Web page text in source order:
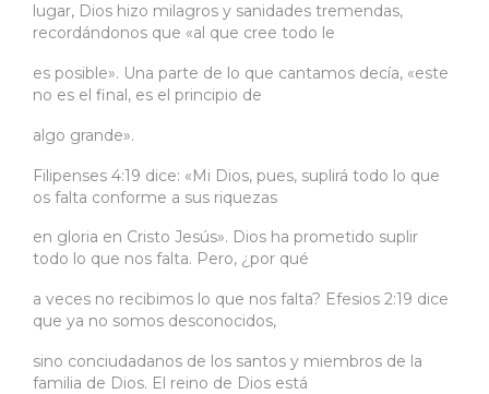
lugar, Dios hizo milagros y sanidades tremendas,
recordándonos que «al que cree todo le
es posible». Una parte de lo que cantamos decía, «este
no es el final, es el principio de
algo grande».
Filipenses 4:19 dice: «Mi Dios, pues, suplirá todo lo que
os falta conforme a sus riquezas
en gloria en Cristo Jesús». Dios ha prometido suplir
todo lo que nos falta. Pero, ¿por qué
a veces no recibimos lo que nos falta? Efesios 2:19 dice
que ya no somos desconocidos,
sino conciudadanos de los santos y miembros de la
familia de Dios. El reino de Dios está